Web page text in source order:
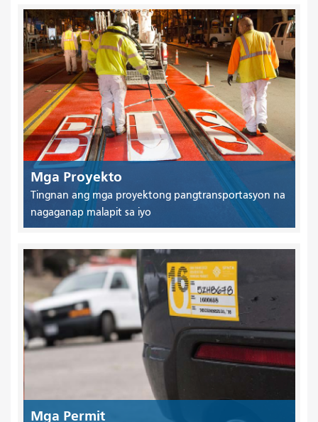
Mga Proyekto
Tingnan ang mga proyektong pangtransportasyon na
nagaganap malapit sa iyo
Mga Permit